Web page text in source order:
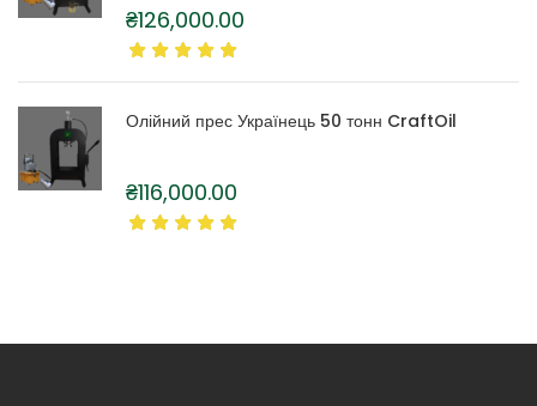
₴126,000.00
Олійний прес Українець 50 тонн CraftOil
₴116,000.00